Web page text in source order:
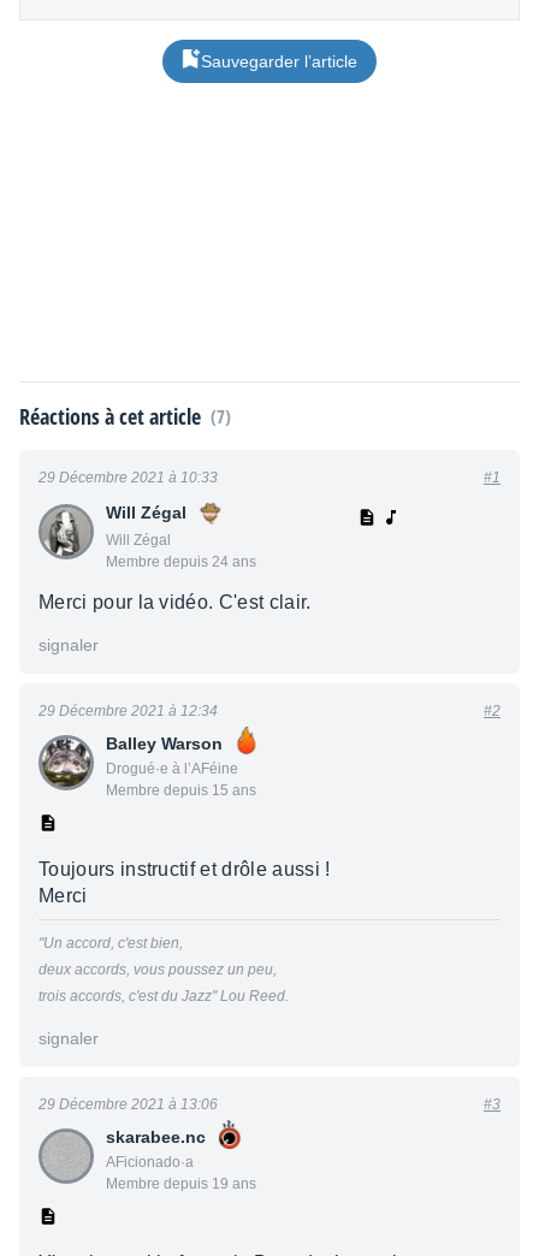
Sauvegarder l’article
Réactions à cet article (7)
Will Zégal
Will Zégal
Membre depuis 24 ans
29 Décembre 2021 à 10:33 #1
Merci pour la vidéo. C'est clair.
signaler
Balley Warson
Drogué·e à l’AFéine
Membre depuis 15 ans
29 Décembre 2021 à 12:34 #2
Toujours instructif et drôle aussi !
Merci
"Un accord, c'est bien,
deux accords, vous poussez un peu,
trois accords, c'est du Jazz"Lou Reed.
signaler
skarabee.nc
AFicionado·a
Membre depuis 19 ans
29 Décembre 2021 à 13:06 #3